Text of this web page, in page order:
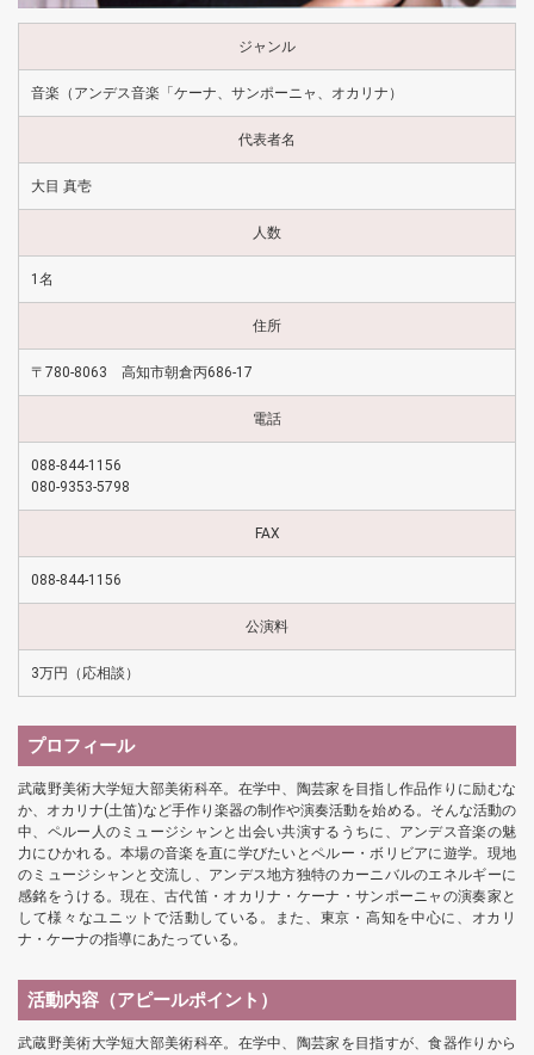
ジャンル
音楽（アンデス音楽「ケーナ、サンポーニャ、オカリナ）
代表者名
大目 真壱
人数
1名
住所
〒780-8063 高知市朝倉丙686-17
電話
088-844-1156
080-9353-5798
FAX
088-844-1156
公演料
3万円（応相談）
プロフィール
武蔵野美術大学短大部美術科卒。在学中、陶芸家を目指し作品作りに励むな
か、オカリナ(土笛)など手作り楽器の制作や演奏活動を始める。そんな活動の
中、ペルー人のミュージシャンと出会い共演するうちに、アンデス音楽の魅
力にひかれる。本場の音楽を直に学びたいとペルー・ボリビアに遊学。現地
のミュージシャンと交流し、アンデス地方独特のカーニバルのエネルギーに
感銘をうける。現在、古代笛・オカリナ・ケーナ・サンポーニャの演奏家と
して様々なユニットで活動している。また、東京・高知を中心に、オカリ
ナ・ケーナの指導にあたっている。
活動内容（アピールポイント）
武蔵野美術大学短大部美術科卒。在学中、陶芸家を目指すが、食器作りから